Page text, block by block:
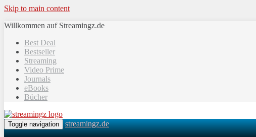
Skip to main content
Willkommen auf Streamingz.de
Best Deal
Bestseller
Streaming
Video Prime
Journals
eBooks
Bücher
Toggle navigation streamingz.de